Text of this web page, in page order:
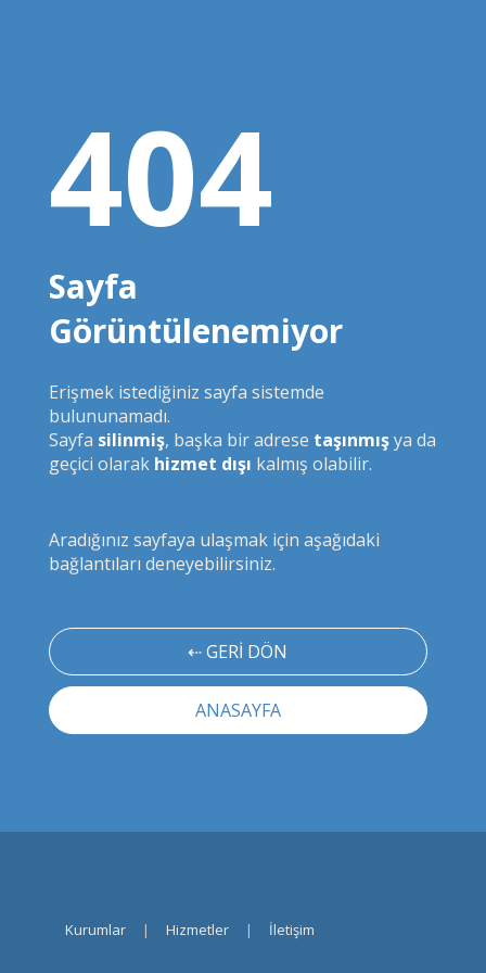
404
Sayfa
Görüntülenemiyor
Erişmek istediğiniz sayfa sistemde
bulununamadı.
Sayfa silinmiş, başka bir adrese taşınmışya da
geçici olarak hizmet dışı kalmış olabilir.
Aradığınız sayfaya ulaşmak için aşağıdaki
bağlantıları deneyebilirsiniz.
⇠ GERİ DÖN
ANASAYFA
Kurumlar | Hizmetler | İletişim